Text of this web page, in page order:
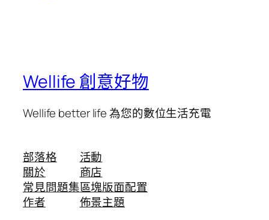
Wellife 創意好物
Wellife better life 為您的數位生活充電
部落格
關於
常見問題集
作者
活動
商店
區塊版面配置
佈景主題